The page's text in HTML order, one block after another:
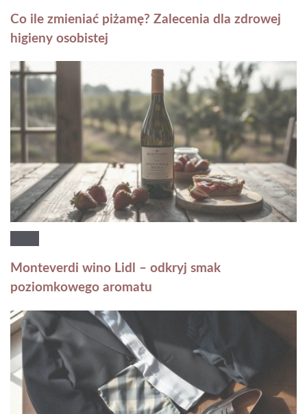
Co ile zmieniać piżamę? Zalecenia dla zdrowej
higieny osobistej
Monteverdi wino Lidl – odkryj smak
poziomkowego aromatu